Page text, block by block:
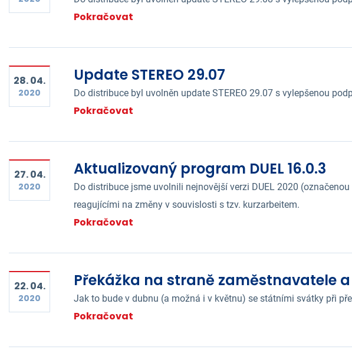
Pokračovat
28. 04.
2020
Update STEREO 29.07
Do distribuce byl uvolněn update STEREO 29.07 s vylepšenou
Pokračovat
27. 04.
2020
Aktualizovaný program DUEL 16.0.3
Do distribuce jsme uvolnili nejnovější verzi DUEL 2020
reagujícími na změny v souvislosti s tzv. kurzarbeitem.
Pokračovat
22. 04.
2020
Překážka na straně zaměstnavatele
Jak to bude v dubnu (a možná i v květnu) se státními svátky při
Pokračovat